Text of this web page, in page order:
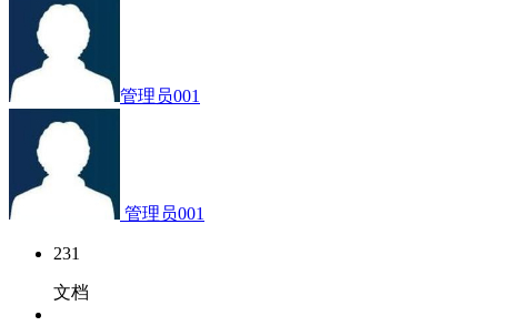
管理员001
管理员001
231
文档